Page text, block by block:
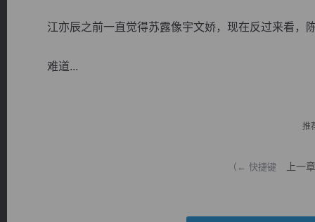
江亦辰之前一直觉得苏露像宇文娇，现在反过来看，
难道...
推
（← 快捷键 上一章